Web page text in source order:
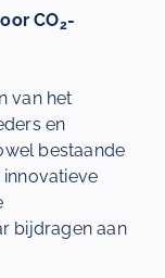
CO2-
van het
en
bestaande
bijdragen aan